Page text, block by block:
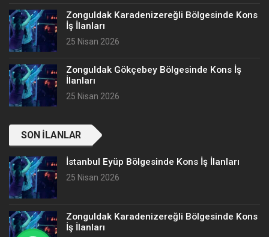
Zonguldak Karadenizereğli Bölgesinde Kons
İş İlanları
25 Nisan 2026
Zonguldak Gökçebey Bölgesinde Kons İş
İlanları
25 Nisan 2026
SON İLANLAR
İstanbul Eyüp Bölgesinde Kons İş İlanları
25 Nisan 2026
Zonguldak Karadenizereğli Bölgesinde Kons
İş İlanları